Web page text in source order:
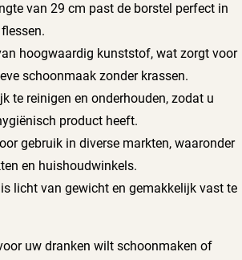
van 29 cm past de borstel perfect in
hoogwaardig kunststof, wat zorgt voor
schoonmaak zonder krassen.
te reinigen en onderhouden, zodat u
product heeft.
gebruik in diverse markten, waaronder
en huishoudwinkels.
licht van gewicht en gemakkelijk vast te
uw dranken wilt schoonmaken of